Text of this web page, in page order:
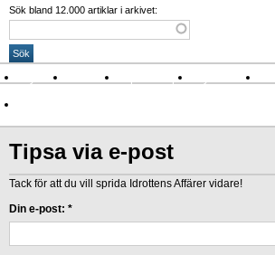
Sök bland 12.000 artiklar i arkivet:
Nyheter Krönikor Sport & spel Nyhetsbrev
Tipsa via e-post
Tack för att du vill sprida Idrottens Affärer vidare!
Din e-post: *